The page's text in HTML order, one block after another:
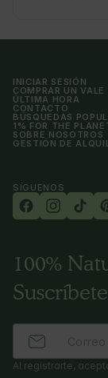
INICIAR SESIÓN
COMPRAR UN VALE
ÚLTIMA HORA
CONTACTO
BÚSQUEDAS
1% FOR THE
SOBRE NOSOTROS
GESTIÓN DE
SÍGUENOS
100%
Al registrarte,